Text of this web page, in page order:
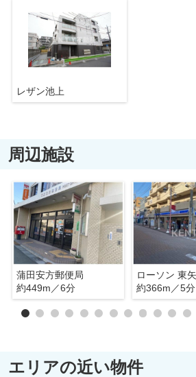
レザン池上
周辺施設
蒲田安方郵便局
約449m／6分
約366m／5分
エリアの近い物件